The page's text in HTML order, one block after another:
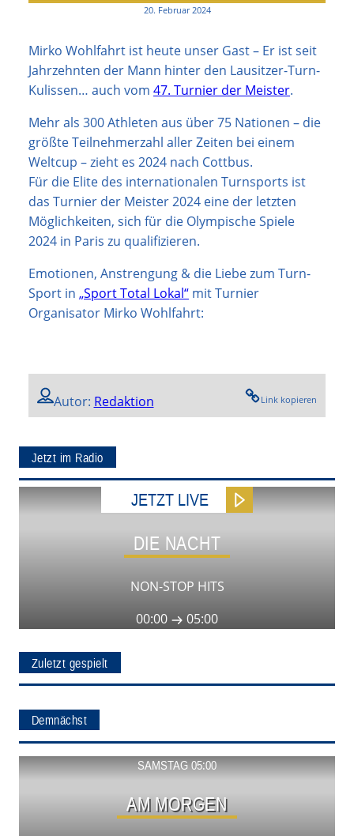
20. Februar 2024
Mirko Wohlfahrt ist heute unser Gast – Er ist seit
Jahrzehnten der Mann hinter den Lausitzer-Turn-
Kulissen… auch vom 47. Turnier der Meister.
Mehr als 300 Athleten aus über 75 Nationen – die
größte Teilnehmerzahl aller Zeiten bei einem
Weltcup – zieht es 2024 nach Cottbus.
Für die Elite des internationalen Turnsports ist
das Turnier der Meister 2024 eine der letzten
Möglichkeiten, sich für die Olympische Spiele
2024 in Paris zu qualifizieren.
Emotionen, Anstrengung & die Liebe zum Turn-
Sport in „Sport Total Lokal“ mit Turnier
Organisator Mirko Wohlfahrt:
Autor: Redaktion Link kopieren
Jetzt im Radio
JETZT LIVE
DIE NACHT
NON-STOP HITS
00:00
05:00
Zuletzt gespielt
Demnächst
SAMSTAG 05:00
AM MORGEN
Show ansehen